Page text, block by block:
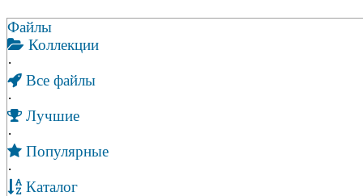
Файлы
Коллекции
·
Все файлы
·
Лучшие
·
Популярные
·
Каталог